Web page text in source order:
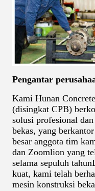
Pengantar
Kami Hunan
(disingkat CPB)
solusi profesional
bekas, yang
besar anggota tim
dan Zoomlion yang
selama sepuluh
kuat, kami telah
mesin konstruksi